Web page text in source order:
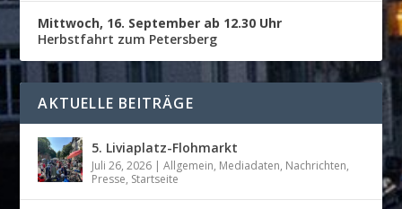
Mittwoch, 16. September ab 12.30 Uhr
Herbstfahrt zum Petersberg
AKTUELLE BEITRÄGE
5. Liviaplatz-Flohmarkt
Juli 26, 2026 |Allgemein, Mediadaten, Nachrichten,
Presse, Startseite